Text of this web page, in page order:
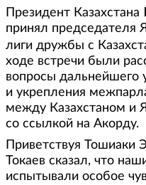
Президент Казахстана
принял председателя
лиги дружбы с
ходе встречи были
вопросы дальнейшего
и укрепления
между Казахстаном и
со ссылкой на Акорду.
Приветствуя
Токаев сказал, что
испытывали особое